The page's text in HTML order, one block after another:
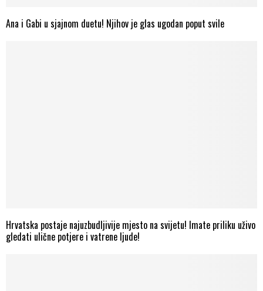
Ana i Gabi u sjajnom duetu! Njihov je glas ugodan poput svile
Hrvatska postaje najuzbudljivije mjesto na svijetu! Imate priliku uživo
gledati ulične potjere i vatrene ljude!